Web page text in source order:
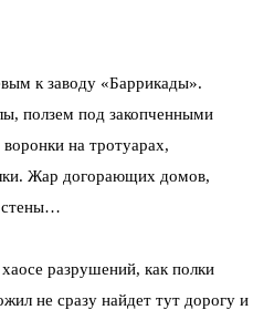
к заводу «Баррикады».
ползем под закопченными
на тротуарах,
Жар догорающих домов,
стены…
разрушений, как полки
не сразу найдет тут дорогу и